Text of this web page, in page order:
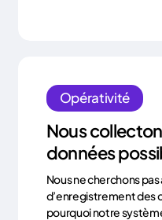
Opérativité
Nous
données
Nous ne cherchons
d’enregistrement des
pourquoi notre